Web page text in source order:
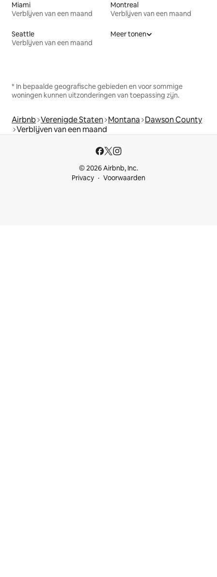
Miami
Verblijven van een maand
Montreal
Verblijven van een maand
Seattle
Verblijven van een maand
Meer tonen
* In bepaalde geografische gebieden en voor sommige
woningen kunnen uitzonderingen van toepassing zijn.
Airbnb Verenigde Staten Montana Dawson County
Verblijven van een maand
© 2026 Airbnb, Inc.
Privacy
Voorwaarden